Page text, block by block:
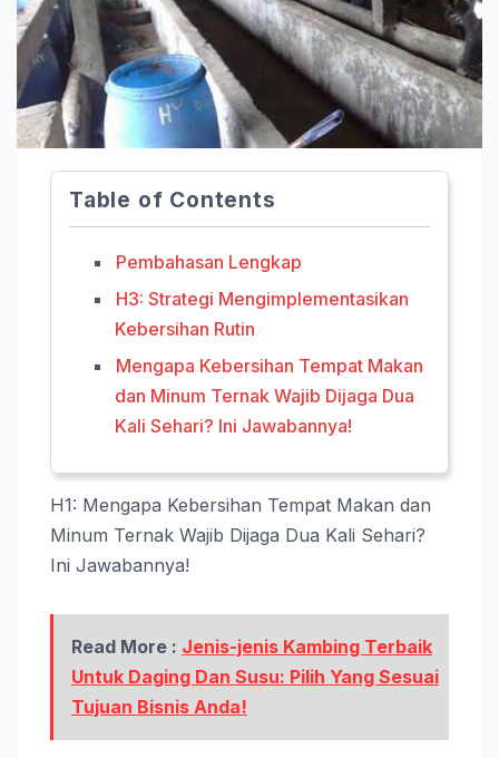
Table of Contents
Pembahasan Lengkap
H3: Strategi Mengimplementasikan
Kebersihan Rutin
Mengapa Kebersihan Tempat Makan
dan Minum Ternak Wajib Dijaga Dua
Kali Sehari? Ini Jawabannya!
H1: Mengapa Kebersihan Tempat Makan dan
Minum Ternak Wajib Dijaga Dua Kali Sehari?
Ini Jawabannya!
Read More : Jenis-jenis Kambing Terbaik
Untuk Daging Dan Susu: Pilih Yang Sesuai
Tujuan Bisnis Anda!